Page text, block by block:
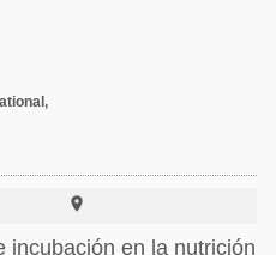

incubación en la nutrición